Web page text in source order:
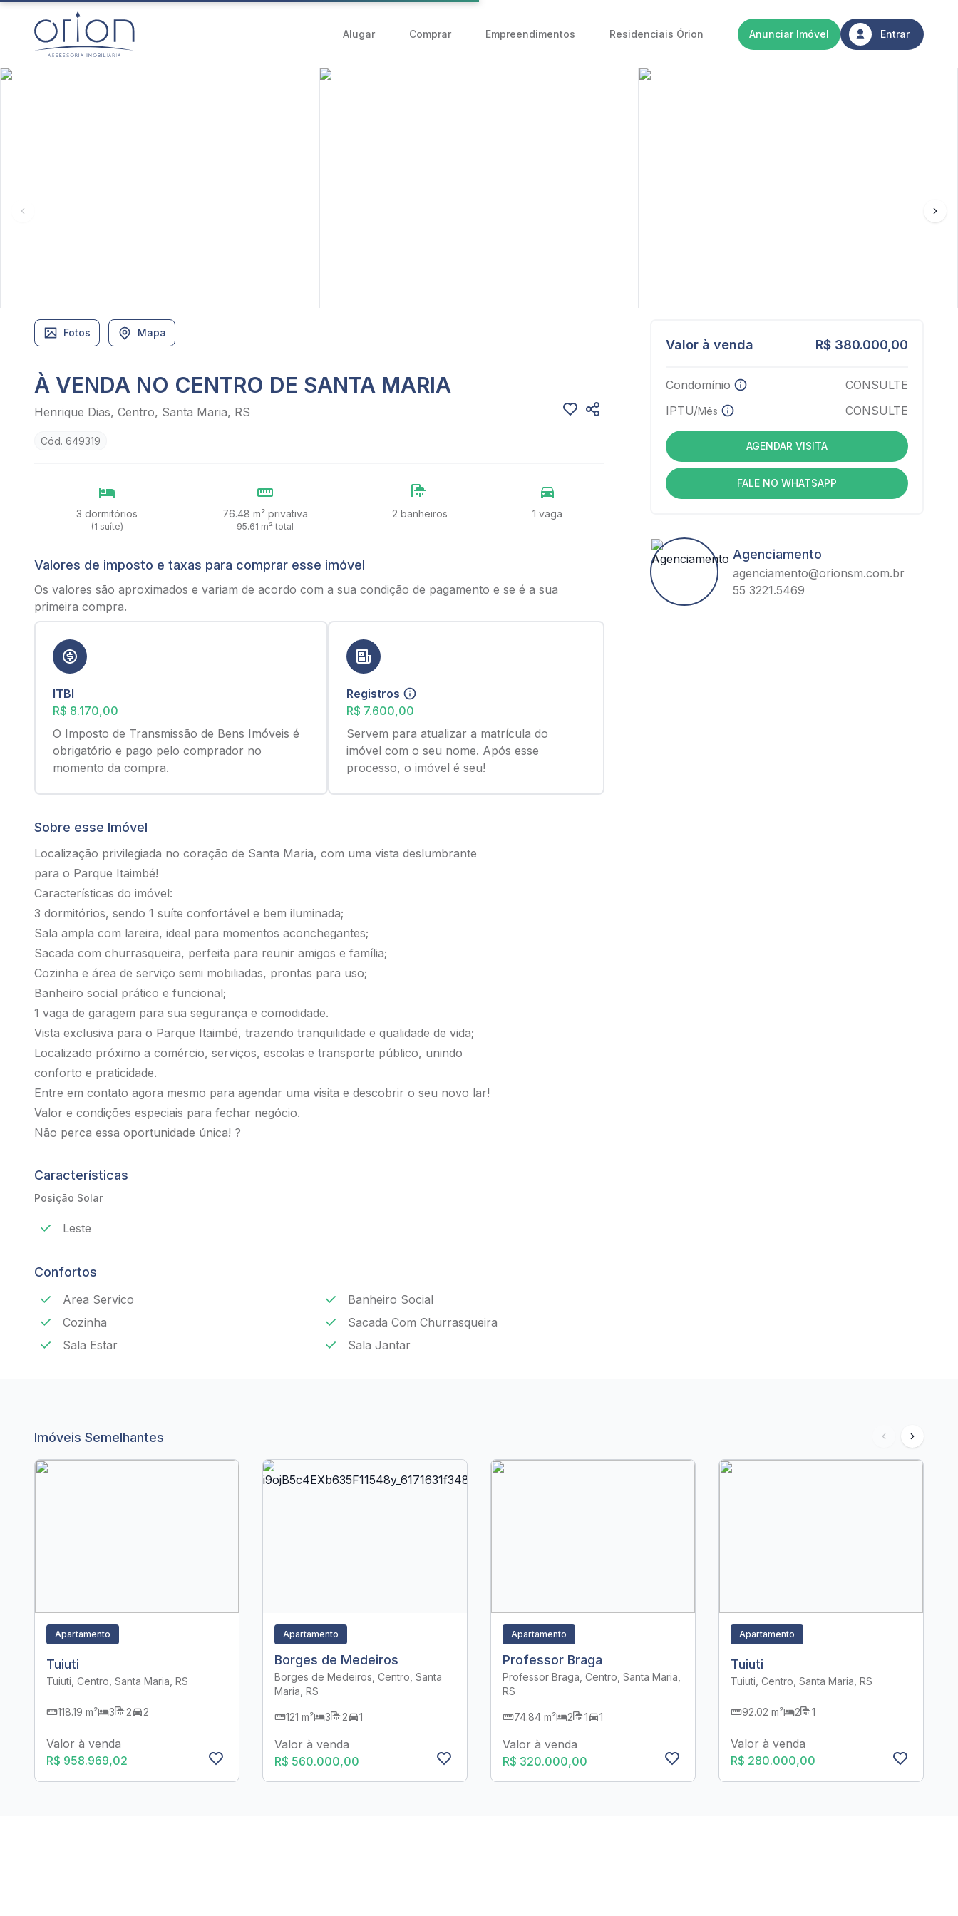
Alugar Comprar Empreendimentos Residenciais Órion Anunciar Imóvel Entrar
Fotos Mapa
À VENDA NO CENTRO DE SANTA MARIA
Henrique Dias, Centro, Santa Maria, RS
Cód. 649319
3 dormitórios
(1 suíte)
76.48 m² privativa
95.61 m² total
2 banheiros 1 vaga
Valores de imposto e taxas para comprar esse imóvel
Os valores são aproximados e variam de acordo com a sua condição de pagamento e se é a sua
primeira compra.
ITBI
R$ 8.170,00
O Imposto de Transmissão de Bens Imóveis é
obrigatório e pago pelo comprador no
momento da compra.
Registros
R$ 7.600,00
Servem para atualizar a matrícula do
imóvel com o seu nome. Após esse
processo, o imóvel é seu!
Sobre esse Imóvel
Localização privilegiada no coração de Santa Maria, com uma vista deslumbrante
para o Parque Itaimbé!
Características do imóvel:
3 dormitórios, sendo 1 suíte confortável e bem iluminada;
Sala ampla com lareira, ideal para momentos aconchegantes;
Sacada com churrasqueira, perfeita para reunir amigos e família;
Cozinha e área de serviço semi mobiliadas, prontas para uso;
Banheiro social prático e funcional;
1 vaga de garagem para sua segurança e comodidade.
Vista exclusiva para o Parque Itaimbé, trazendo tranquilidade e qualidade de vida;
Localizado próximo a comércio, serviços, escolas e transporte público, unindo
conforto e praticidade.
Entre em contato agora mesmo para agendar uma visita e descobrir o seu novo lar!
Valor e condições especiais para fechar negócio.
Não perca essa oportunidade única! ?
Características
Posição Solar
Leste
Confortos
Area Servico
Banheiro Social
Cozinha
Sacada Com Churrasqueira
Sala Estar
Sala Jantar
Valor à venda R$ 380.000,00
Condomínio
CONSULTE
IPTU/Mês CONSULTE
AGENDAR VISITA
FALE NO WHATSAPP
Agenciamento
agenciamento@orionsm.com.br
55 3221.5469
Imóveis Semelhantes
Apartamento
Tuiuti
Tuiuti, Centro, Santa Maria, RS
118.19 m² 3 2 2
Valor à venda
R$ 958.969,02
Apartamento
Borges de Medeiros
Borges de Medeiros, Centro, Santa
Maria, RS
121 m² 3 2 1
Valor à venda
R$ 560.000,00
Apartamento
Professor Braga
Professor Braga, Centro, Santa Maria,
RS
74.84 m² 2 1 1
Valor à venda
R$ 320.000,00
Apartamento
Tuiuti
Tuiuti, Centro, Santa Maria, RS
92.02 m² 2 1
Valor à venda
R$ 280.000,00